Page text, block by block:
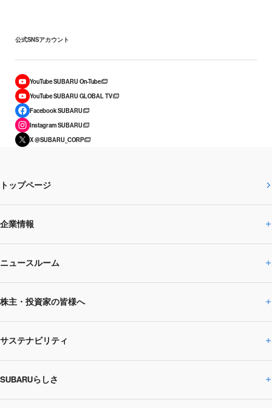
公式SNSアカウント
YouTube SUBARU On-Tube
YouTube SUBARU GLOBAL TV
Facebook SUBARU
Instagram SUBARU
X @SUBARU_CORP
トップページ
企業情報
企業情報トップ
SUBARUのありたい姿
SUBARU 2025方針
事業所・関係会社
ニュースルーム
ニュースルームトップ
ニュースリリース
閉じる
株主・投資家の皆様へ
株主・投資家の皆様へトップ
企業・経営
サステナビリティ
サステナビリティトップ
SUBARUらしさ